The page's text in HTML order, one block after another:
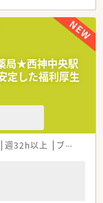
の兵庫県地場のチ
より60分圏内の立
ーションを目指し、
宅医療」は
として何が出来るか
た。
局★西神中央駅
定した福利厚生
週32h以上 ブランク可